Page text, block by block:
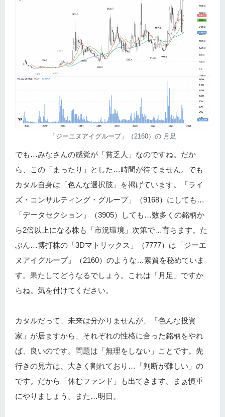
「ジーエヌアイグループ」（2160）の 月足
でも…みなさんの感覚が「貧乏人」なのですね。だか
ら、この「まったり」とした…時間が待てません。でも
カタル自身は「色んな選択肢」を掲げています。「ライ
ズ・コンサルティング・グループ」（9168）にしても…
「データセクション」（3905）しても…数多くの銘柄か
ら2倍以上になる株も「市況環境」次第で…育ちます。た
ぶん…博打株の「3Dマトリックス」（7777）は「ジーエ
ヌアイグループ」（2160）のような…素質を秘めていま
す。果たしてどうなるでしょう。これは「月足」ですか
らね。気を付けてください。
カタルだって、未来は分かりませんが、「色んな投資
家」が居ますから、それぞれの性格に合った銘柄をやれ
ば、良いのです。問題は「無理をしない」ことです。先
行きの見方は、大きく割れており…「判断が難しい」の
です。だから「休むファンド」も出てきます。まぁ慎重
にやりましょう。また…明日。